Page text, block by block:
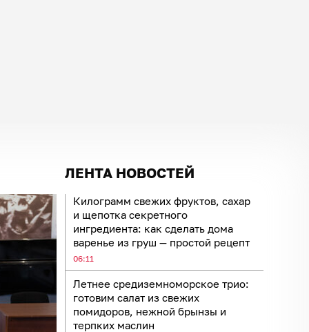
ЛЕНТА НОВОСТЕЙ
Килограмм свежих фруктов, сахар
и щепотка секретного
ингредиента: как сделать дома
варенье из груш — простой рецепт
06:11
Летнее средиземноморское трио:
готовим салат из свежих
помидоров, нежной брынзы и
терпких маслин